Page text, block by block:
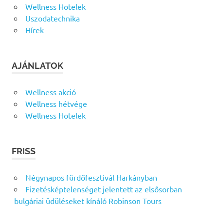
Wellness Hotelek
Uszodatechnika
Hírek
AJÁNLATOK
Wellness akció
Wellness hétvége
Wellness Hotelek
FRISS
Négynapos fürdőfesztivál Harkányban
Fizetésképtelenséget jelentett az elsősorban
bulgáriai üdüléseket kínáló Robinson Tours